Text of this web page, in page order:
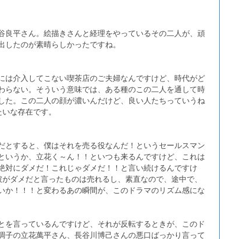
平さん。絵描きさんと経理をやっているその二人が、頑
たのが素晴らしかったですね。
介入してこない喫茶店のご夫婦なんですけど、時代がど
ない。そういう意味では、ある種のこの二人を通して時
。この二人の顔が濃いんだけど、良い人たちっていうね
な存在です。
すると、僕はそれを売る役なんだ！というセールスマン
うか、立花く～ん！！といつも来るんですけど、これは
にダメだ！これじゃダメだ！！と言い続けるんですけ
ダメだと言ったものは売れるし、素直なので、途中で、
！！！と変わるあの瞬間が、このドラマのリズム感にな
言っているんですけど、それが反転するときが、このド
の立花萬平さん、長谷川博己さんの悪口ばっかり言って